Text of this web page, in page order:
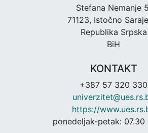
Stefana Nemanje
71123, Istočno
Republika Srpska
BiH
KONTAKT
+387 57 320 330
https://
ponedeljak-petak: 07.30